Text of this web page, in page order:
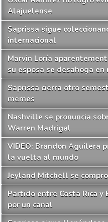
Alajuelense
Saprissa sigue
internacional
Marvin Loría
su esposa se desahoga en
Saprissa cierra otro
memes
Nashville se pronuncia
Warren Madrigal
VIDEO: Brandon Aguilera
la vuelta al mundo
Jeyland Mitchell se
Partido entre Costa Rica y
por un canal